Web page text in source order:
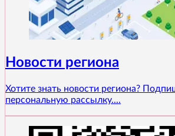
Новости региона
Хотите знать новости региона?
персональную рассылку....